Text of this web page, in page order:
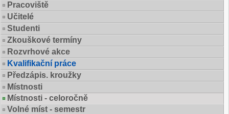
Pracoviště
Učitelé
Studenti
Zkouškové termíny
Rozvrhové akce
Kvalifikační práce
Předzápis. kroužky
Místnosti
Místnosti - celoročně
Volné míst - semestr